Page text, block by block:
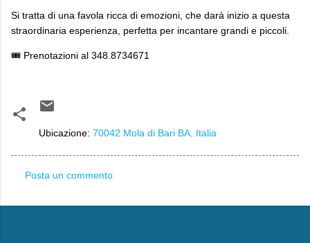
Si tratta di una favola ricca di emozioni, che darà inizio a questa
straordinaria esperienza, perfetta per incantare grandi e piccoli.
🎟 Prenotazioni al 348.8734671
Ubicazione: 70042 Mola di Bari BA, Italia
o
Posta un commento